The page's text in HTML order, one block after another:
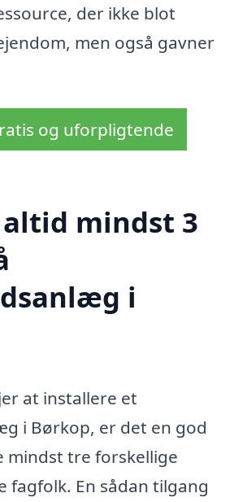
der ikke blot
men også gavner
og uforpligtende
mindst 3
i
at installere et
i Børkop, er det en god
mindst tre forskellige
fagfolk. En sådan tilgang